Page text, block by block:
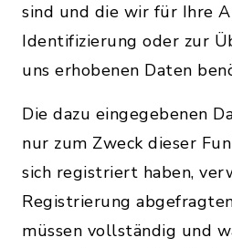
sind und die wir für Ihre
Identifizierung oder zur
uns erhobenen Daten
Die dazu eingegebenen
nur zum Zweck dieser
sich registriert haben,
Registrierung
müssen vollständig und